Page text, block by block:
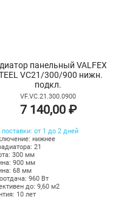
панельный VALFEX
VC21/300/900 нижн.
подкл.
VF.VC.21.300.0900
7 140,00 ₽
от 1 до 2 дней
нижнее
21
300 мм
900 мм
68 мм
960 Вт
до: 9,60 м2
10 лет